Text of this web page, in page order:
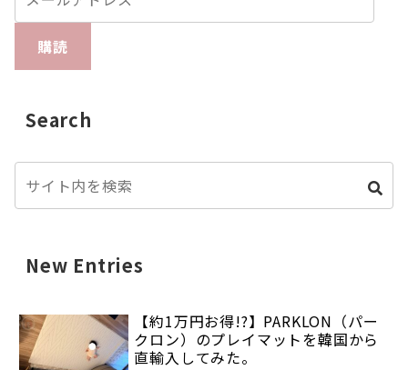
購読
Search
New Entries
【約1万円お得!?】PARKLON（パー
クロン）のプレイマットを韓国から
直輸入してみた。